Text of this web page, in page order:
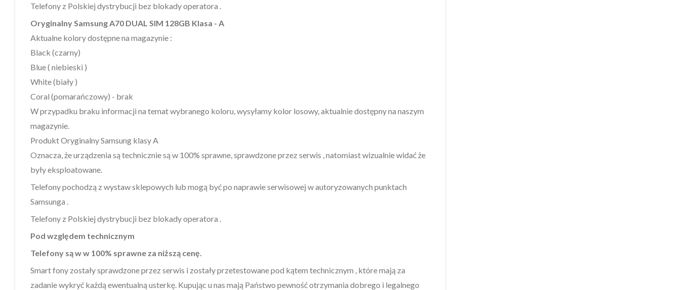
Telefony z Polskiej dystrybucji bez blokady operatora .
Oryginalny Samsung A70 DUAL SIM 128GB Klasa - A
Aktualne kolory dostępne na magazynie :
Black (czarny)
Blue ( niebieski )
White (biały )
Coral (pomarańczowy) - brak
W przypadku braku informacji na temat wybranego koloru, wysyłamy kolor losowy, aktualnie dostępny na naszym
magazynie.
Produkt Oryginalny Samsung klasy A
Oznacza, że urządzenia są technicznie są w 100% sprawne, sprawdzone przez serwis , natomiast wizualnie widać że
były eksploatowane.
Telefony pochodzą z wystaw sklepowych lub mogą być po naprawie serwisowej w autoryzowanych punktach
Samsunga .
Telefony z Polskiej dystrybucji bez blokady operatora .
Pod względem technicznym
Telefony są w w 100% sprawne za niższą cenę.
Smart fony zostały sprawdzone przez serwis i zostały przetestowane pod kątem technicznym , które mają za
zadanie wykryć każdą ewentualną usterkę. Kupując u nas mają Państwo pewność otrzymania dobrego i legalnego